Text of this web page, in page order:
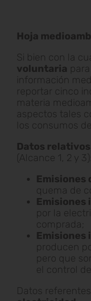
Hoja
Si bien con la
voluntaria
información
reportar cinco
materia
aspectos tales
los consumos
Datos relativos
(Alcance 1, 2 y 3):
Emisiones
quema de
Emisiones
por la
comprada;
Emisiones
producen
pero que
el control
Datos